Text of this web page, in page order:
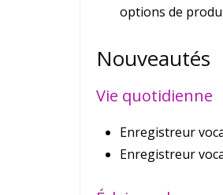
options de
Nouveautés
Vie quotidienne
Enregistreur
Enregistreur